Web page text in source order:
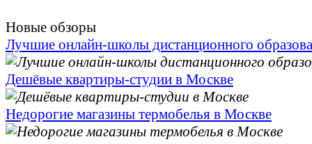
Новые обзоры
Лучшие онлайн-школы дистанционного
Дешёвые квартиры-студии в Москве
Недорогие магазины термобелья в Москве